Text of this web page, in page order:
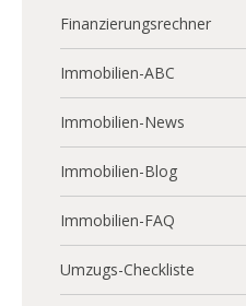
Finanzierungsrechner
Immobilien-ABC
Immobilien-News
Immobilien-Blog
Immobilien-FAQ
Umzugs-Checkliste